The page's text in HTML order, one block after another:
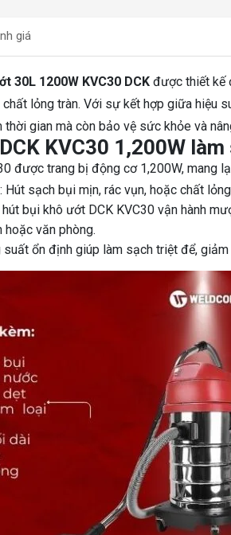
giá
30L 1200W KVC30 DCK được thiết kế
lỏng tràn. Với sự kết hợp giữa hiệu
thời gian mà còn bảo vệ sức khỏe và
KVC30 1,200W
được trang bị động cơ 1,200W, mang
sạch bụi mịn, rác vụn, hoặc chất
bụi khô ướt DCK KVC30 vận hành
văn phòng.
suất ổn định giúp làm sạch triệt để,